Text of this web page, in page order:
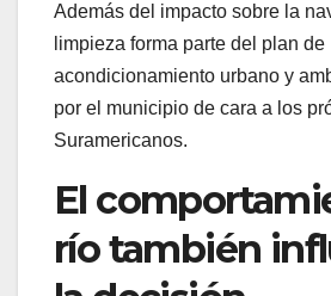
Además del impacto sobre la
limpieza forma parte del plan de
acondicionamiento urbano y
por el municipio de cara a los
Suramericanos.
El
río también